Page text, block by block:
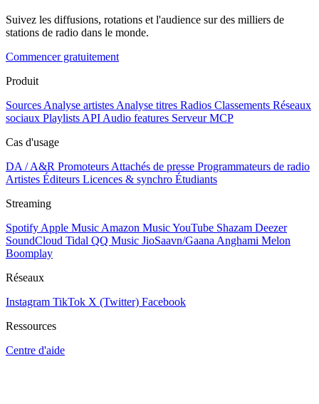
Suivez les diffusions, rotations et l'audience sur des milliers de
stations de radio dans le monde.
Commencer gratuitement
Produit
Sources Analyse artistes Analyse titres Radios Classements Réseaux
sociaux Playlists API Audio features Serveur MCP
Cas d'usage
DA / A&R Promoteurs Attachés de presse Programmateurs de radio
Artistes Éditeurs Licences & synchro Étudiants
Streaming
Spotify Apple Music Amazon MusicYouTube Shazam Deezer
SoundCloud Tidal QQ Music JioSaavn/Gaana Anghami Melon
Boomplay
Réseaux
Instagram TikTok X (Twitter) Facebook
Ressources
Centre d'aide